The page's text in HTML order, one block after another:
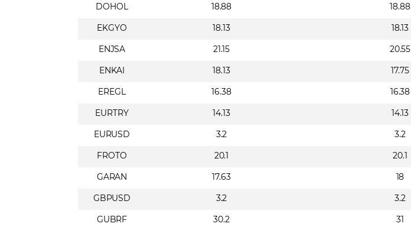
DOHOL
18.88
18.88
EKGYO
18.13
18.13
ENJSA
21.15
20.55
ENKAI
18.13
17.75
EREGL
16.38
16.38
EURTRY
14.13
14.13
EURUSD
3.2
3.2
FROTO
20.1
20.1
GARAN
17.63
18
GBPUSD
3.2
3.2
GUBRF
30.2
31